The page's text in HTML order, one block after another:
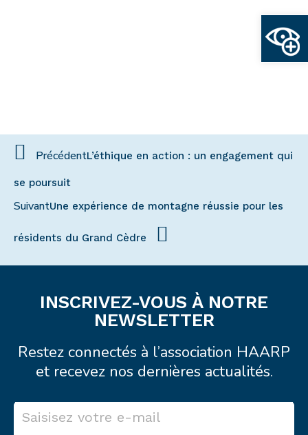
PrécédentL’éthique en action : un engagement qui
se poursuit
SuivantUne expérience de montagne réussie pour les
résidents du Grand Cèdre
INSCRIVEZ-VOUS À NOTRE
NEWSLETTER
Restez connectés à l’association HAARP
et recevez nos dernières actualités.
Ouvrir